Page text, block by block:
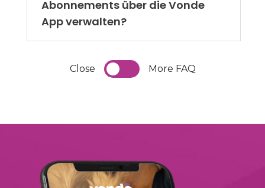
Abonnements über die Vonde
App verwalten?
Close More FAQ